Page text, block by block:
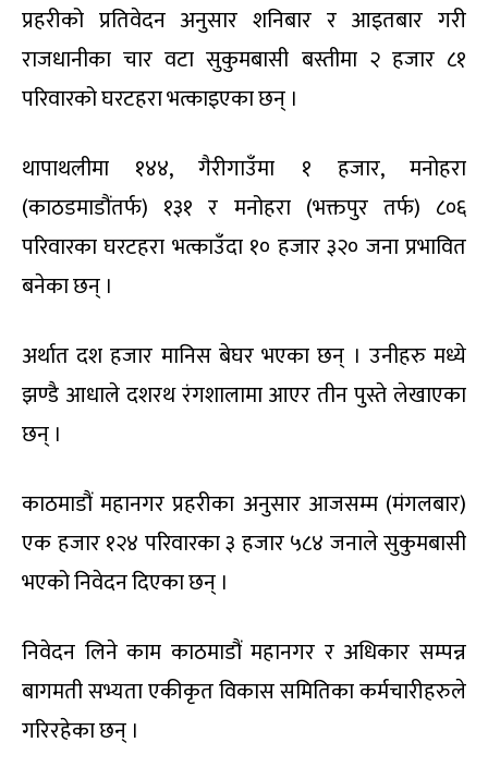
प्रहरीको प्रतिवेदन अनुसार शनिबार र आइतबार गरी
राजधानीका चार वटा सुकुमबासी बस्तीमा २ हजार ८१
परिवारको घरटहरा भत्काइएका छन् ।
थापाथलीमा १४४, गैरीगाउँमा १ हजार, मनोहरा
(काठडमाडौंतर्फ) १३१ र मनोहरा (भक्तपुर तर्फ) ८०६
परिवारका घरटहरा भत्काउँदा १० हजार ३२० जना प्रभावित
बनेका छन् ।
अर्थात दश हजार मानिस बेघर भएका छन् । उनीहरु मध्ये
झण्डै आधाले दशरथ रंगशालामा आएर तीन पुस्ते लेखाएका
छन् ।
काठमाडौं महानगर प्रहरीका अनुसार आजसम्म (मंगलबार)
एक हजार १२४ परिवारका ३ हजार ५८४ जनाले सुकुमबासी
भएको निवेदन दिएका छन् ।
निवेदन लिने काम काठमाडौं महानगर र अधिकार सम्पन्न
बागमती सभ्यता एकीकृत विकास समितिका कर्मचारीहरुले
गरिरहेका छन् ।